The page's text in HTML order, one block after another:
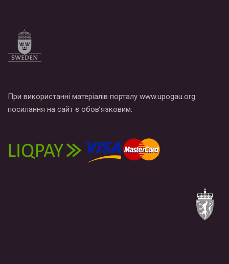
При використанні матеріалів порталу www.upogau.org
посилання на сайт є обов’язковим.